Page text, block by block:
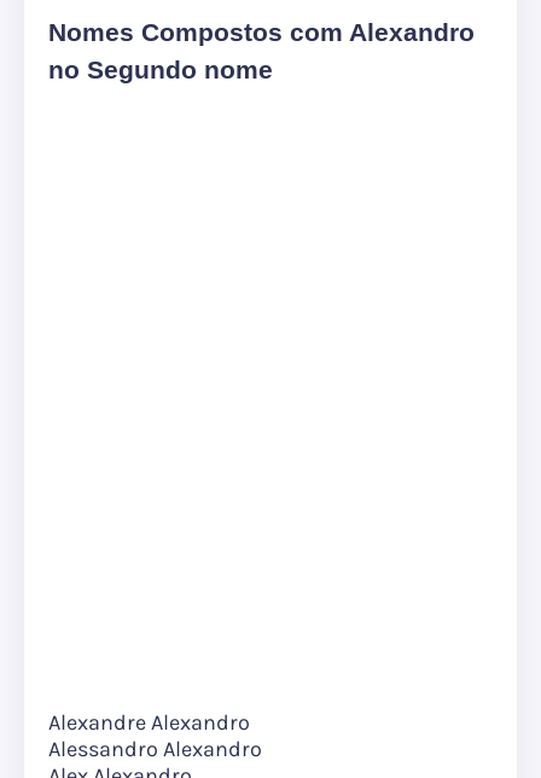
Nomes Compostos com Alexandro
no Segundo nome
Alexandre Alexandro
Alessandro Alexandro